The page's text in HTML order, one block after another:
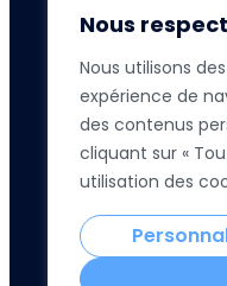
Nous
Nous utilisons
expérience de
des contenus
cliquant sur «
utilisation des
Réclamation